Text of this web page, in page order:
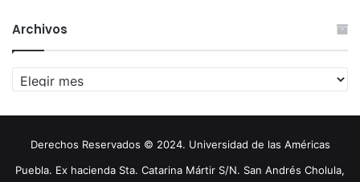
Archivos
Archivos
Derechos Reservados © 2024. Universidad de las Américas
Puebla. Ex hacienda Sta. Catarina Mártir S/N. San Andrés Cholula,